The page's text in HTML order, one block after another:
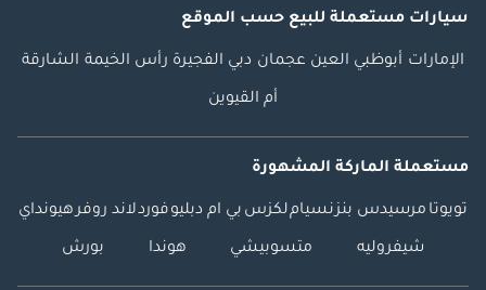
سيارات مستعملة للبيع حسب الموقع
الإمارات أبوظبي العين عجمان دبي الفجيرة رأس الخيمة الشارقة
أم القيوين
مستعملة الماركة المشهورة
تويوتا مرسيدس بنزنسياملكزس بي ام دبليوفوردلاند روفرهيونداي
شيفروليه متسوبيشي هوندا بورش